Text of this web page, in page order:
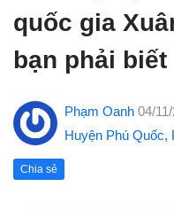
quốc gia
bạn phải biết
Phạm Oanh 04/
Huyện Phú Quốc,
Chia sẻ